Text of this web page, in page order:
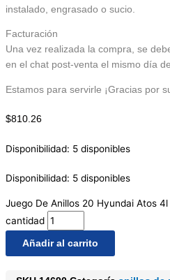
instalado, engrasado o sucio.
Facturación
Una vez realizada la compra, se
en el chat post-venta el mismo día
Estamos para servirle ¡Gracias por
$810.26
Disponibilidad: 5 disponibles
Disponibilidad: 5 disponibles
Juego De Anillos 20 Hyundai Atos
cantidad
Añadir al carrito